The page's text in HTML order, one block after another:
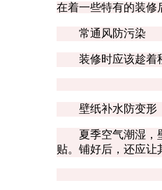
在着一些特有的装修
常通风防污染
装修时应该趁着秋
壁纸补水防变形
夏季空气潮湿，壁
贴。铺好后，还应让